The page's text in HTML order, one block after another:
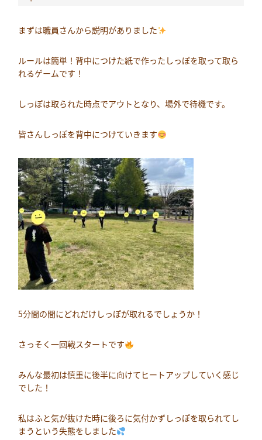
まずは職員さんから説明がありました
ルールは簡単！背中につけた紙で作ったしっぽを取って取ら
れるゲームです！
しっぽは取られた時点でアウトとなり、場外で待機です。
皆さんしっぽを背中につけていきます
5分間の間にどれだけしっぽが取れるでしょうか！
さっそく一回戦スタートです
みんな最初は慎重に後半に向けてヒートアップしていく感じ
でした！
私はふと気が抜けた時に後ろに気付かずしっぽを取られてし
まうという失態をしました